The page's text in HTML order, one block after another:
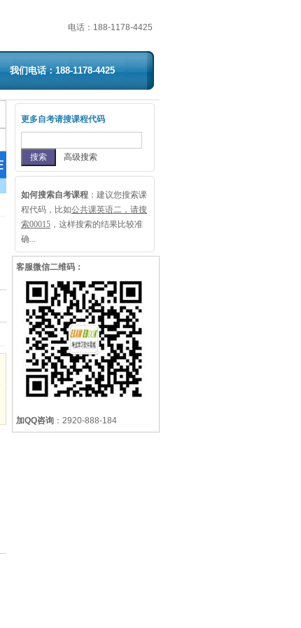
电话： 188-1178-4425
我们电话：188-1178-4425
更多自考请搜课程代码
高级搜索
如何搜索自考课程 ： 建议您搜索课
程代码，比如公共课英语二，请搜
索00015 ，这样搜索的结果比较准
确...
客服微信二维码：
加QQ咨询 ：2920-888-184